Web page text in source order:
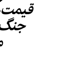
جنگ